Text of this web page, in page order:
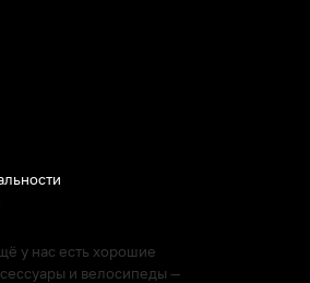
у нас есть хорошие
и велосипеды —